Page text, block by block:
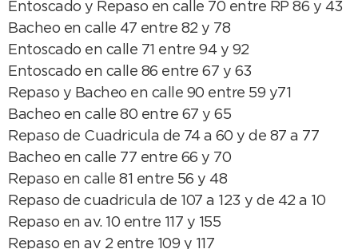
Entoscado y Repaso en calle 70 entre RP 86 y 43
Bacheo en calle 47 entre 82 y 78
Entoscado en calle 71 entre 94 y 92
Entoscado en calle 86 entre 67 y 63
Repaso y Bacheo en calle 90 entre 59 y71
Bacheo en calle 80 entre 67 y 65
Repaso de Cuadricula de 74 a 60 y de 87 a 77
Bacheo en calle 77 entre 66 y 70
Repaso en calle 81 entre 56 y 48
Repaso de cuadricula de 107 a 123 y de 42 a 10
Repaso en av. 10 entre 117 y 155
Repaso en av 2 entre 109 y 117